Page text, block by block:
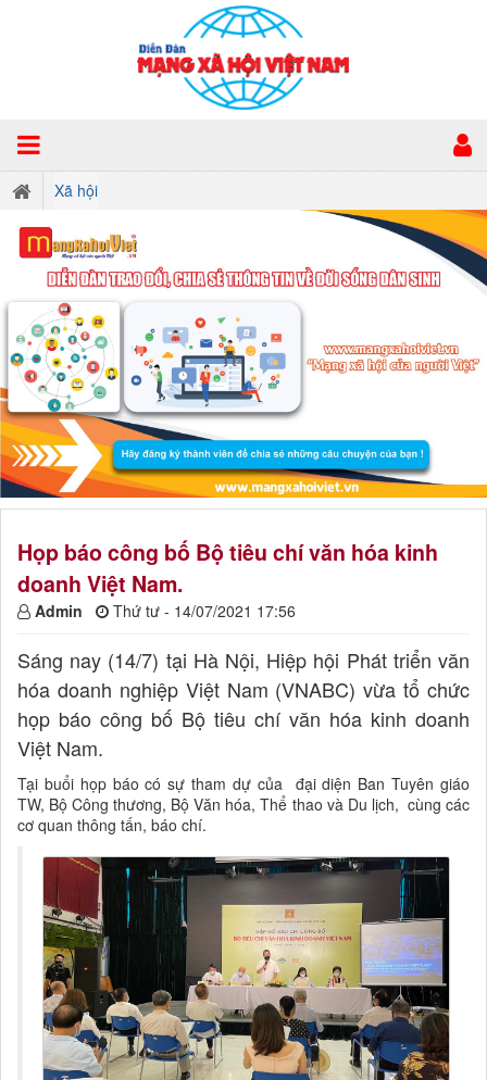
Xã hội
Họp báo công bố Bộ tiêu chí văn hóa kinh
doanh Việt Nam.
Admin Thứ tư - 14/07/2021 17:56
Sáng nay (14/7) tại Hà Nội, Hiệp hội Phát triển văn
hóa doanh nghiệp Việt Nam (VNABC) vừa tổ chức
họp báo công bố Bộ tiêu chí văn hóa kinh doanh
Việt Nam.
Tại buổi họp báo có sự tham dự của đại diện Ban Tuyên giáo
TW, Bộ Công thương, Bộ Văn hóa, Thể thao và Du lịch, cùng các
cơ quan thông tấn, báo chí.